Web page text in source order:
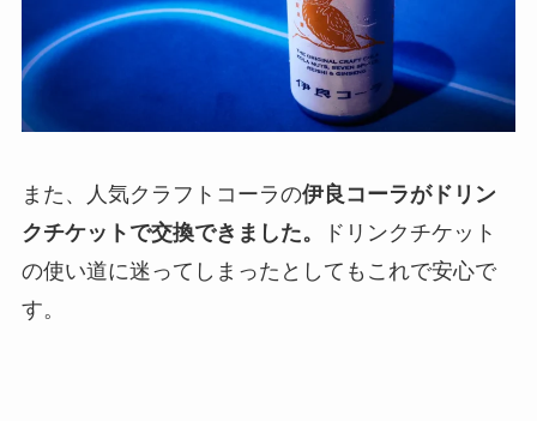
また、人気クラフトコーラの伊良コーラがドリン
クチケットで交換できました。
ドリンクチケット
の使い道に迷ってしまったとしてもこれで安心で
す。